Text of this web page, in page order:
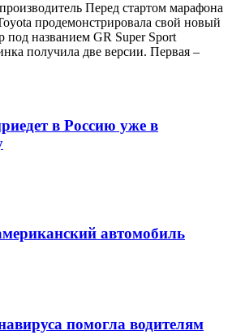
Перед стартом марафона
продемонстрировала свой новый
под названием GR Super Sport
получила две версии. Первая –
в Россию уже в
автомобиль
помогла водителям